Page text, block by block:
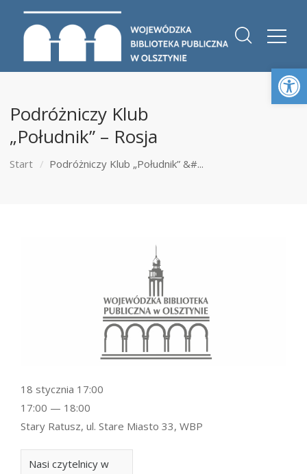
Podróżniczy Klub
„Południk” – Rosja
Start Podróżniczy Klub „Południk” &#...
Nasi czytelnicy w
18 stycznia 17:00
17:00 — 18:00
Stary Ratusz, ul. Stare Miasto 33, WBP